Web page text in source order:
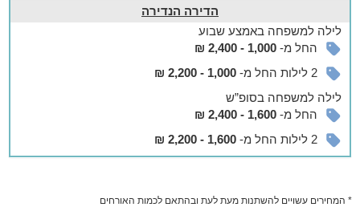
הדירה הנדירה
לילהלמשפחה באמצע שבוע
החל מ-1,000 - 2,400 ₪
2 לילות החל מ-
1,000 - 2,200 ₪
לילהלמשפחה בסופ”ש
החל מ-1,600 - 2,400 ₪
2 לילות החל מ-
1,600 - 2,200 ₪
* המחירים עשויים להשתנות מעת לעת ובהתאם לכמות האורחים